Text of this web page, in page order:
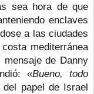
sea hora de que
enclaves
a las ciudades
mediterránea
de Danny
«Bueno, todo
del papel de Israel